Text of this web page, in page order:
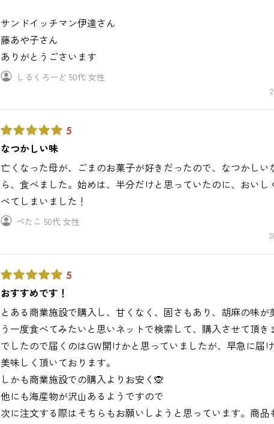
サンドイッチマン伊達さん
藤あや子さん
ありがとうごさいます
しるくろーど 50代 女性
5
なつかしい味
亡くなった母が、ごまのお菓子が好きだったので、なつかしい
ら、食べました。始めは、半分だけと思っていたのに、おいし
べてしまいました！
ぺたこ 50代 女性
5
おすすめです！
とある商業施設で購入し、甘くなく、固さもあり、胡麻の味が
う一度食べてみたいと思いネットで検索して、購入させて頂き
でしたので届くのはGW開けかと思っていましたが、早急に届
美味しく頂いております。
しかも商業施設での購入よりお安く🙊
他にも海産物が沢山あるようですので
次に注文する際はそちらもお願いしようと思っています。商品